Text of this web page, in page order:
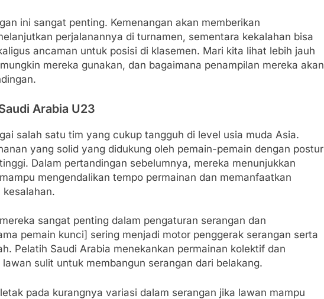
ini sangat penting. Kemenangan akan memberikan
perjalanannya di turnamen, sementara kekalahan bisa
ancaman untuk posisi di klasemen. Mari kita lihat lebih jauh
mereka gunakan, dan bagaimana penampilan mereka akan
Arabia U23
salah satu tim yang cukup tangguh di level usia muda Asia.
yang solid yang didukung oleh pemain-pemain dengan postur
Dalam pertandingan sebelumnya, mereka menunjukkan
mengendalikan tempo permainan dan memanfaatkan
sangat penting dalam pengaturan serangan dan
pemain kunci] sering menjadi motor penggerak serangan serta
Pelatih Saudi Arabia menekankan permainan kolektif dan
sulit untuk membangun serangan dari belakang.
pada kurangnya variasi dalam serangan jika lawan mampu